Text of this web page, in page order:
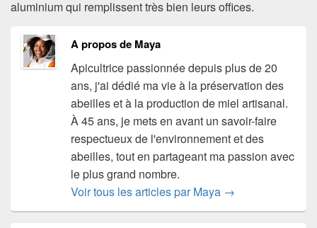
aluminium qui remplissent très bien leurs offices.
A propos de Maya
Apicultrice passionnée depuis plus de 20
ans, j'ai dédié ma vie à la préservation des
abeilles et à la production de miel artisanal.
À 45 ans, je mets en avant un savoir-faire
respectueux de l'environnement et des
abeilles, tout en partageant ma passion avec
le plus grand nombre.
Voir tous les articles par Maya →